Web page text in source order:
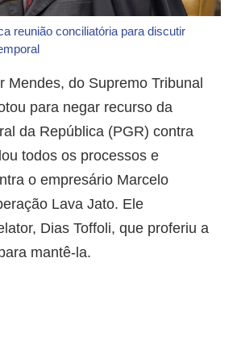
reunião conciliatória para discutir
Mendes, do Supremo Tribunal
para negar recurso da
da República (PGR) contra
todos os processos e
o empresário Marcelo
Lava Jato. Ele
Dias Toffoli, que proferiu a
mantê-la.